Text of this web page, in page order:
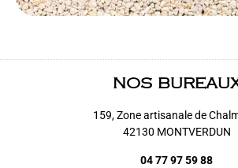
NOS
159, Zone artisanale de
42130 MONTVERDUN
04 77 97 59 88